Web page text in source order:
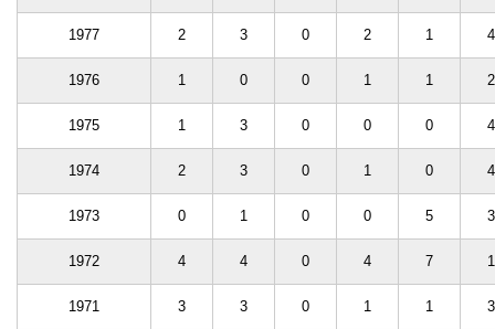
1977 2 3 0 2 1 4
1976 1 0 0 1 1 2
1975 1 3 0 0 0 4
1974 2 3 0 1 0 4
1973 0 1 0 0 5 3
1972 4 4 0 4 7 1
1971 3 3 0 1 1 3